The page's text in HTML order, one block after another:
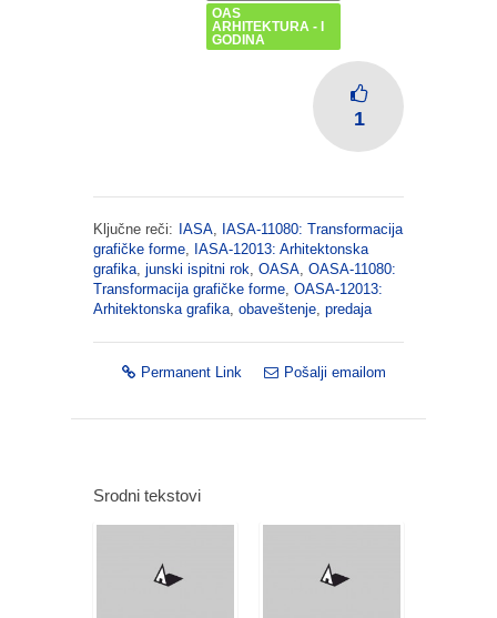
OAS
ARHITEKTURA - I
GODINA
1
Ključne reči: IASA, IASA-11080: Transformacija
grafičke forme, IASA-12013: Arhitektonska
grafika, junski ispitni rok, OASA, OASA-11080:
Transformacija grafičke forme, OASA-12013:
Arhitektonska grafika, obaveštenje, predaja
Permanent Link Pošalji emailom
Srodni tekstovi